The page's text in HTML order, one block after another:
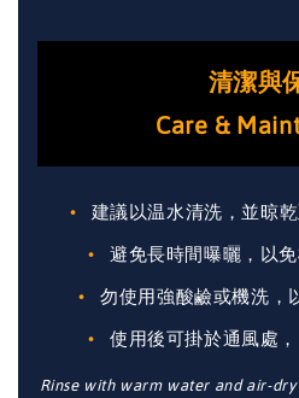
清潔與
Care &
建議以温水清洗，並晾
避免長時間曝曬，以免
勿使用強酸鹼或機洗，
使用後可掛於通風處，
Rinse with warm water and air-